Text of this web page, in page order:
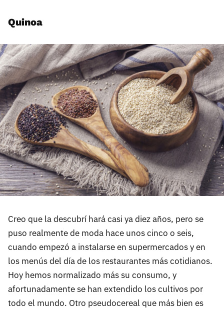
Quinoa
Creo que la descubrí hará casi ya diez años, pero se
puso realmente de moda hace unos cinco o seis,
cuando empezó a instalarse en supermercados y en
los menús del día de los restaurantes más cotidianos.
Hoy hemos normalizado más su consumo, y
afortunadamente se han extendido los cultivos por
todo el mundo. Otro pseudocereal que más bien es